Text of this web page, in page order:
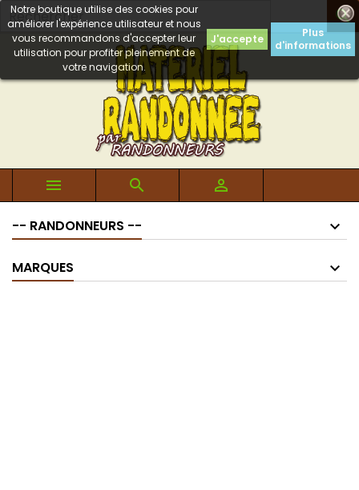

Notre boutique utilise des cookies pour
améliorer l'expérience utilisateur et nous
vous recommandons d'accepter leur
utilisation pour profiter pleinement de
votre navigation.
J'accepte
Plus
d'informations
  
-- RANDONNEURS --
MARQUES